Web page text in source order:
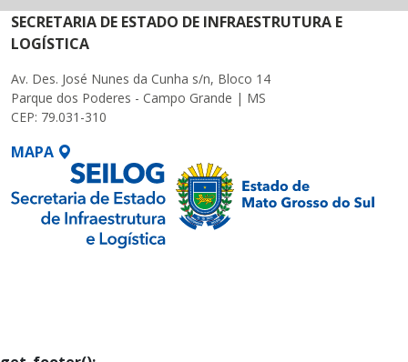
SECRETARIA DE ESTADO DE INFRAESTRUTURA E
LOGÍSTICA
Av. Des. José Nunes da Cunha s/n, Bloco 14
Parque dos Poderes - Campo Grande | MS
CEP: 79.031-310
MAPA